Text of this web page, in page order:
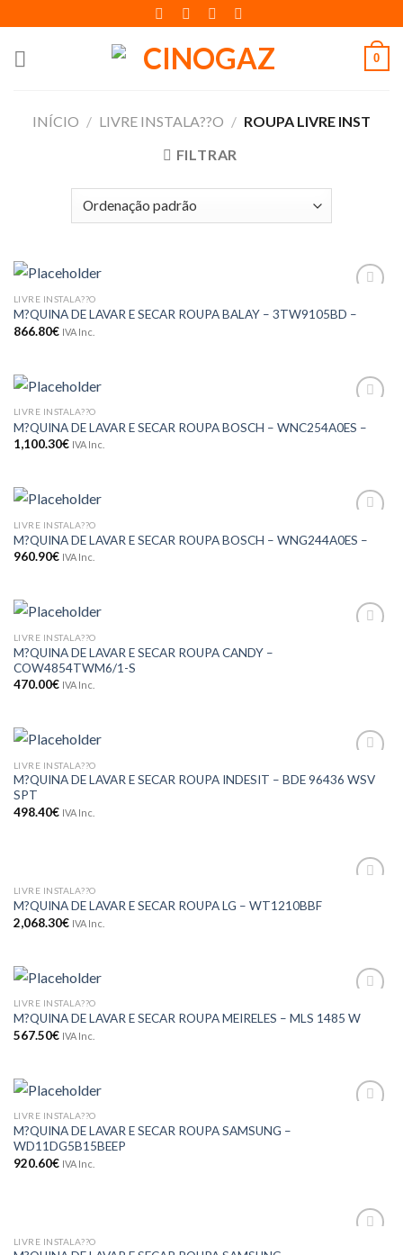
to
content
0
INÍCIO / LIVRE INSTALA??O / ROUPA LIVRE INST
FILTRAR
aos meus
LIVRE INSTALA??O
M?QUINA DE LAVAR E SECAR ROUPA BALAY – 3TW9105BD –
866.80€ IVA Inc.
aos meus
LIVRE INSTALA??O
M?QUINA DE LAVAR E SECAR ROUPA BOSCH – WNC254A0ES –
1,100.30€ IVA Inc.
aos meus
LIVRE INSTALA??O
M?QUINA DE LAVAR E SECAR ROUPA BOSCH – WNG244A0ES –
960.90€ IVA Inc.
LIVRE INSTALA??O
M?QUINA DE LAVAR E SECAR ROUPA CANDY –
COW4854TWM6/1-S
470.00€ IVA Inc.
aos meus
LIVRE INSTALA??O
M?QUINA DE LAVAR E SECAR ROUPA INDESIT – BDE 96436 WSV
SPT
498.40€ IVA Inc.
LIVRE INSTALA??O
M?QUINA DE LAVAR E SECAR ROUPA LG – WT1210BBF
2,068.30€ IVA Inc.
aos meus
LIVRE INSTALA??O
M?QUINA DE LAVAR E SECAR ROUPA MEIRELES – MLS 1485 W
567.50€ IVA Inc.
LIVRE INSTALA??O
M?QUINA DE LAVAR E SECAR ROUPA SAMSUNG –
WD11DG5B15BEEP
920.60€ IVA Inc.
LIVRE INSTALA??O